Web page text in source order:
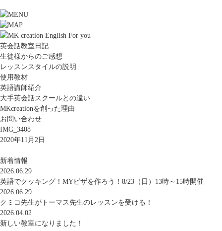
英会話教室日記
生徒様からのご感想
レッスンスタイルの説明
使用教材
英語講師紹介
大手英会話スクールとの違い
MKcreationを創った理由
お問い合わせ
IMG_3408
2020年11月2日
新着情報
2026.06.29
英語でクッキング！MYピザを作ろう！8/23（日）13時～15時開催
2026.06.29
クミコ先生がトーマス先生のレッスンを受ける！
2026.04.02
新しい教室になりました！